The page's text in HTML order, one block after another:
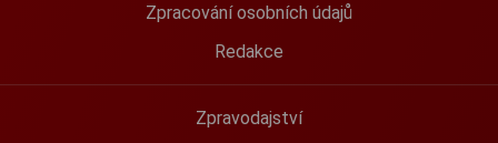
Zpracování osobních údajů
Redakce
Zpravodajství